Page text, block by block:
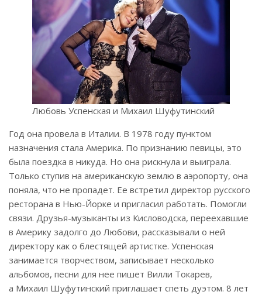
Любовь Успенская и Михаил Шуфутинский
Год она провела в Италии. В 1978 году пунктом
назначения стала Америка. По признанию певицы, это
была поездка в никуда. Но она рискнула и выиграла.
Только ступив на американскую землю в аэропорту, она
поняла, что не пропадет. Ее встретил директор русского
ресторана в Нью-Йорке и пригласил работать. Помогли
связи. Друзья-музыканты из Кисловодска, переехавшие
в Америку задолго до Любови, рассказывали о ней
директору как о блестящей артистке. Успенская
занимается творчеством, записывает несколько
альбомов, песни для нее пишет Вилли Токарев,
а Михаил Шуфутинский приглашает спеть дуэтом. 8 лет